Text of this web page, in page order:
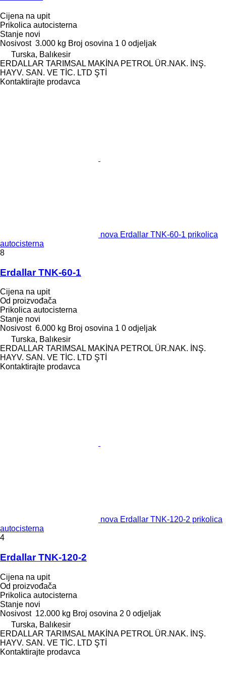
Cijena na upit
Prikolica autocisterna
Stanje novi
Nosivost 3.000 kg Broj osovina 1 0 odjeljak
Turska, Balıkesir
ERDALLAR TARIMSAL MAKİNA PETROL ÜR.NAK. İNŞ.
HAYV. SAN. VE TİC. LTD ŞTİ
Kontaktirajte prodavca
nova Erdallar TNK-60-1 prikolica
autocisterna
8
Erdallar TNK-60-1
Cijena na upit
Od proizvođača
Prikolica autocisterna
Stanje novi
Nosivost 6.000 kg Broj osovina 1 0 odjeljak
Turska, Balıkesir
ERDALLAR TARIMSAL MAKİNA PETROL ÜR.NAK. İNŞ.
HAYV. SAN. VE TİC. LTD ŞTİ
Kontaktirajte prodavca
nova Erdallar TNK-120-2 prikolica
autocisterna
4
Erdallar TNK-120-2
Cijena na upit
Od proizvođača
Prikolica autocisterna
Stanje novi
Nosivost 12.000 kg Broj osovina 2 0 odjeljak
Turska, Balıkesir
ERDALLAR TARIMSAL MAKİNA PETROL ÜR.NAK. İNŞ.
HAYV. SAN. VE TİC. LTD ŞTİ
Kontaktirajte prodavca